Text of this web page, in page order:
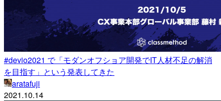
#devio2021 で「モダンオフショア開発でIT人材不足の解消
を目指す」という発表してきた
aratafuji
2021.10.14